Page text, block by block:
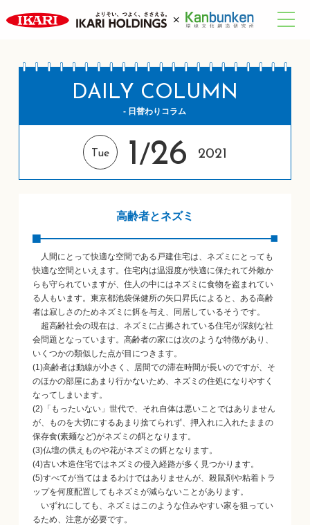
DAILY COLUMN
- 日替わりコラム
Tue 1/26 2021
高齢者とネズミ
人間にとって快適な空間である戸建住宅は、ネズミにとっても
快適な空間といえます。住宅内は温湿度が快適に保たれて外敵か
らも守られていますが、住人の中にはネズミに食物を盗まれてい
る人もいます。東京都池袋保健所の矢口昇氏によると、ある高齢
者は寂しさのためネズミに餌を与え、同居しているそうです。
超高齢社会の現在は、ネズミに占拠されている住宅が深刻な社
会問題となっています。高齢者の家には次のような特徴があり、
いくつかの類似した点が目につきます。
(1)高齢者は動線が小さく、居間での滞在時間が長いのですが、そ
のほかの部屋にあまり行かないため、ネズミの住処になりやすく
なってしまいます。
(2)「もったいない」世代で、それ自体は悪いことではありません
が、ものを大切にするあまり捨てられず、押入れに入れたままの
保存食(素麺など)がネズミの餌となります。
(3)仏壇の供えものや花がネズミの餌となります。
(4)古い木造住宅ではネズミの侵入経路が多く見つかります。
(5)すべてが当てはまるわけではありませんが、殺鼠剤や粘着トラ
ップを何度配置してもネズミが減らないことがあります。
いずれにしても、ネズミはこのような住みやすい家を狙ってい
るため、注意が必要です。